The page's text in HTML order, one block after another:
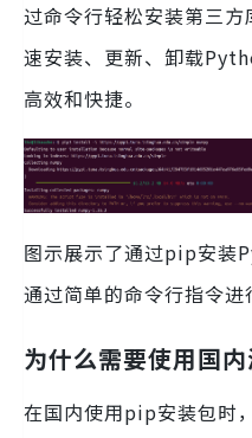
过命令行轻松安装第三
速安装、更新、卸载
高效和快捷。
图示展示了通过pip安装
通过简单的命令行指令进
为什么需要使用国
在国内使用pip安装包时